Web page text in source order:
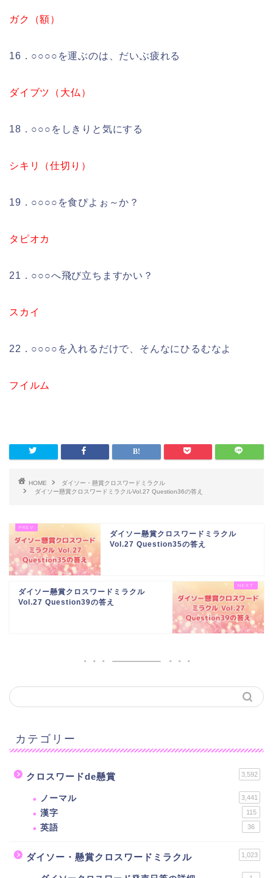
ガク（額）
16．○○○○を運ぶのは、だいぶ疲れる
ダイブツ（大仏）
18．○○○をしきりと気にする
シキリ（仕切り）
19．○○○○を食ぴよぉ～か？
タピオカ
21．○○○へ飛び立ちますかい？
スカイ
22．○○○○を入れるだけで、そんなにひるむなよ
フイルム
HOME
ダイソー・懸賞クロスワードミラクル
ダイソー懸賞クロスワードミラクルVol.27 Question36の答え
ダイソー懸賞クロスワードミラクル
Vol.27 Question35の答え
ダイソー懸賞クロスワードミラクル
Vol.27 Question39の答え
カテゴリー
クロスワードde懸賞 3,592
ノーマル 3,441
漢字 115
英語 36
ダイソー・懸賞クロスワードミラクル 1,023